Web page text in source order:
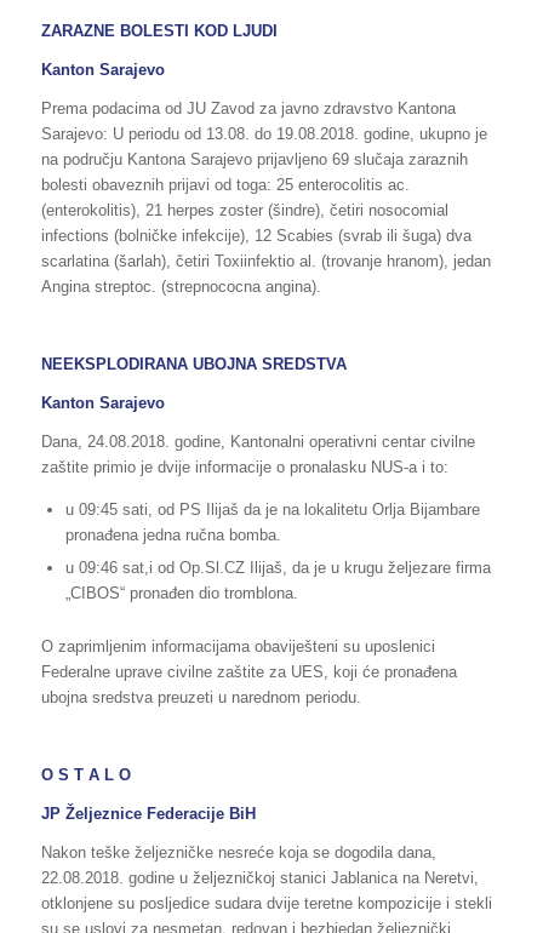
ZARAZNE BOLESTI KOD LJUDI
Kanton Sarajevo
Prema podacima od JU Zavod za javno zdravstvo Kantona
Sarajevo: U periodu od 13.08. do 19.08.2018. godine, ukupno je
na području Kantona Sarajevo prijavljeno 69 slučaja zaraznih
bolesti obaveznih prijavi od toga: 25 enterocolitis ac.
(enterokolitis), 21 herpes zoster (šindre), četiri nosocomial
infections (bolničke infekcije), 12 Scabies (svrab ili šuga) dva
scarlatina (šarlah), četiri Toxiinfektio al. (trovanje hranom), jedan
Angina streptoc. (strepnococna angina).
NEEKSPLODIRANA UBOJNA SREDSTVA
Kanton Sarajevo
Dana, 24.08.2018. godine, Kantonalni operativni centar civilne
zaštite primio je dvije informacije o pronalasku NUS-a i to:
u 09:45 sati, od PS Ilijaš da je na lokalitetu Orlja Bijambare
pronađena jedna ručna bomba.
u 09:46 sat,i od Op.Sl.CZ Ilijaš, da je u krugu željezare firma
„CIBOS“ pronađen dio tromblona.
O zaprimljenim informacijama obaviješteni su uposlenici
Federalne uprave civilne zaštite za UES, koji će pronađena
ubojna sredstva preuzeti u narednom periodu.
O S T A L O
JP Željeznice Federacije BiH
Nakon teške željezničke nesreće koja se dogodila dana,
22.08.2018. godine u željezničkoj stanici Jablanica na Neretvi,
otklonjene su posljedice sudara dvije teretne kompozicije i stekli
su se uslovi za nesmetan, redovan i bezbjedan željeznički